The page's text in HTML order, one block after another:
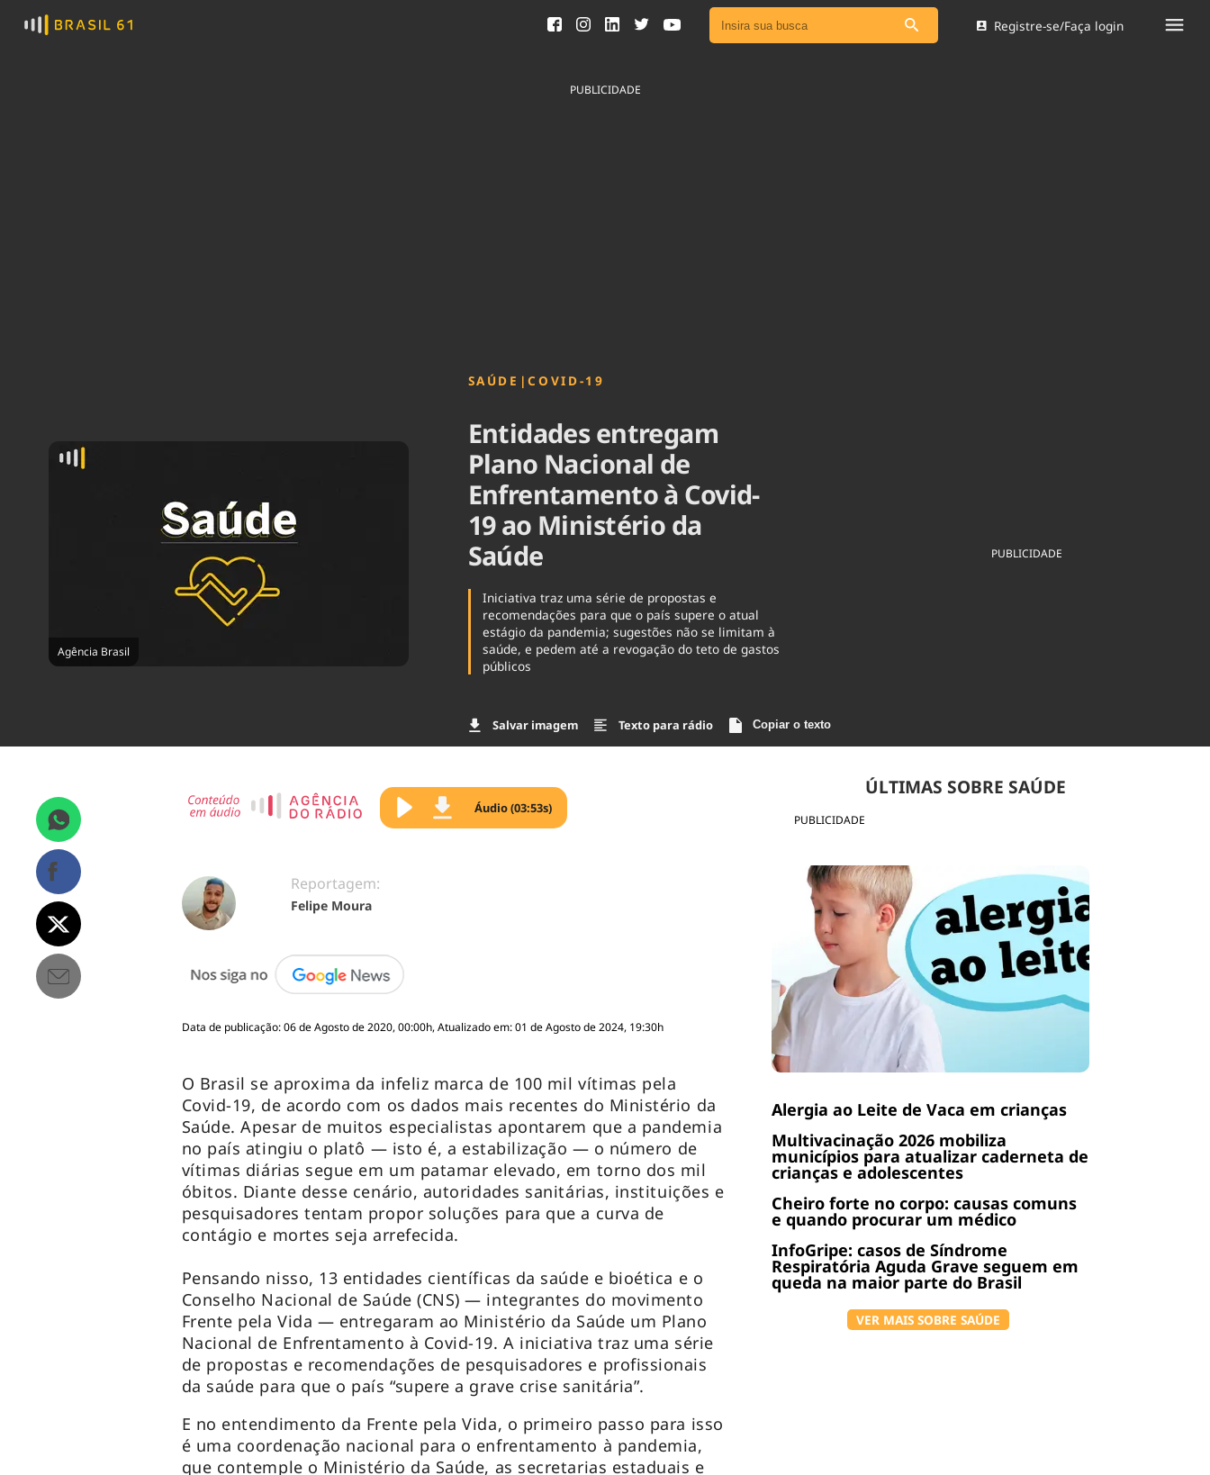
Ver todas as notícias
Cinema
Registre-se/Faça login
PUBLICIDADE
Agência Brasil
SAÚDE |COVID-19
Entidades entregam
Plano Nacional de
Enfrentamento à Covid-
19 ao Ministério da
Saúde
Iniciativa traz uma série de propostas e
recomendações para que o país supere o atual
estágio da pandemia; sugestões não se limitam à
saúde, e pedem até a revogação do teto de gastos
públicos
Salvar imagem Texto para rádio Copiar o texto
PUBLICIDADE
PUBLICIDADE
ÚLTIMAS SOBRE SAÚDE
Alergia ao Leite de Vaca em crianças
Multivacinação 2026 mobiliza
municípios para atualizar caderneta de
crianças e adolescentes
Cheiro forte no corpo: causas comuns
e quando procurar um médico
InfoGripe: casos de Síndrome
Respiratória Aguda Grave seguem em
queda na maior parte do Brasil
VER MAIS SOBRE SAÚDE
Áudio (03:53s)
Reportagem:
Felipe Moura
Data de publicação: 06 de Agosto de 2020, 00:00h, Atualizado em: 01 de Agosto de 2024, 19:30h
O Brasil se aproxima da infeliz marca de 100 mil vítimas pela
Covid-19, de acordo com os dados mais recentes do Ministério da
Saúde. Apesar de muitos especialistas apontarem que a pandemia
no país atingiu o platô — isto é, a estabilização — o número de
vítimas diárias segue em um patamar elevado, em torno dos mil
óbitos. Diante desse cenário, autoridades sanitárias, instituições e
pesquisadores tentam propor soluções para que a curva de
contágio e mortes seja arrefecida.
Pensando nisso, 13 entidades científicas da saúde e bioética e o
Conselho Nacional de Saúde (CNS) — integrantes do movimento
Frente pela Vida — entregaram ao Ministério da Saúde um Plano
Nacional de Enfrentamento à Covid-19. A iniciativa traz uma série
de propostas e recomendações de pesquisadores e profissionais
da saúde para que o país “supere a grave crise sanitária”.
E no entendimento da Frente pela Vida, o primeiro passo para isso
é uma coordenação nacional para o enfrentamento à pandemia,
que contemple o Ministério da Saúde, as secretarias estaduais e